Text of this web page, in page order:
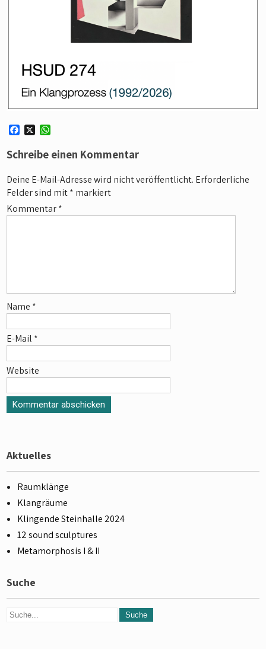
F
c
e
o
o
k
X
a
t
A
p
p
Schreibe einen Kommentar
Deine E-Mail-Adresse wird nicht veröffentlicht. Erforderliche
Felder sind mit* markiert
Kommentar*
Name *
E-Mail *
Website
Aktuelles
Raumklänge
Klangräume
Klingende Steinhalle 2024
12 sound sculptures
Metamorphosis I & II
Suche